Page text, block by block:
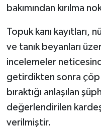
bakımından kırılma
Topuk kanı kayıtları,
ve tanık beyanları
incelemeler
getirdikten sonra çöp
bıraktığı anlaşılan
değerlendirilen
verilmiştir.